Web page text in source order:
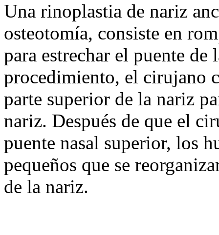
Una rinoplastia de nariz
osteotomía, consiste en
para estrechar el puente de
procedimiento, el cirujano
parte superior de la nariz
nariz. Después de que el
puente nasal superior, los
pequeños que se
de la nariz.